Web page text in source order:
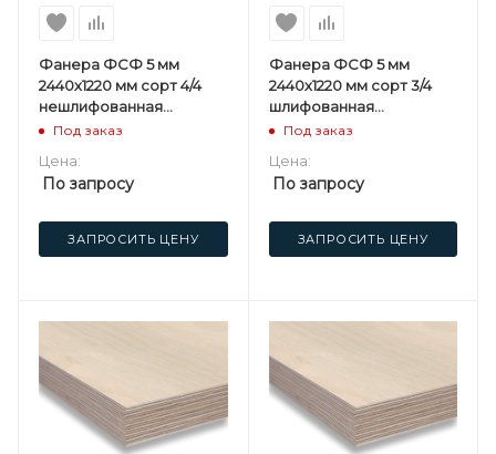
Фанера ФСФ 5 мм
2440х1220 мм сорт 4/4
нешлифованная
березовая
Под заказ
Цена:
По запросу
ЗАПРОСИТЬ ЦЕНУ
Фанера ФСФ 5 мм
2440х1220 мм сорт 3/4
шлифованная
березовая
Под заказ
Цена:
По запросу
ЗАПРОСИТЬ ЦЕНУ